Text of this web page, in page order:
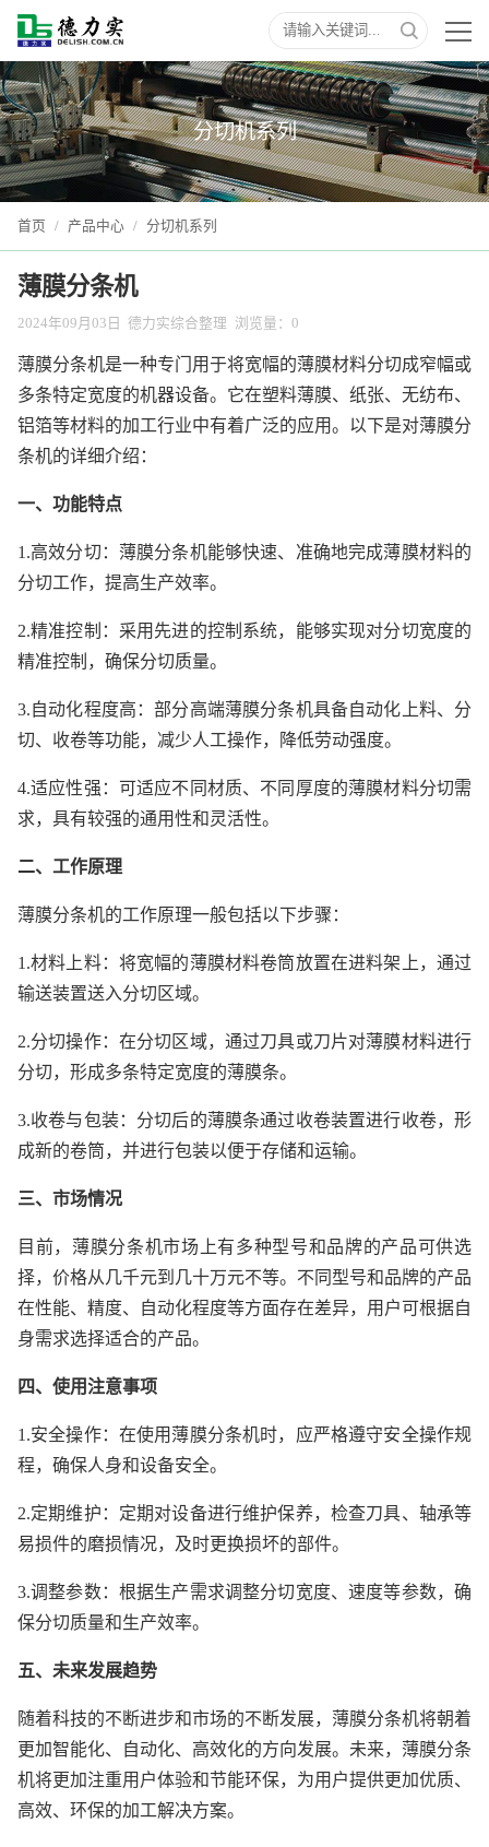
分切机系列
首页 / 产品中心 / 分切机系列
薄膜分条机
2024年09月03日 德力实综合整理 浏览量： 0
薄膜分条机是一种专门用于将宽幅的薄膜材料分切成窄幅或
多条特定宽度的机器设备。它在塑料薄膜、纸张、无纺布、
铝箔等材料的加工行业中有着广泛的应用。以下是对薄膜分
条机的详细介绍：
一、功能特点
1.高效分切：薄膜分条机能够快速、准确地完成薄膜材料的
分切工作，提高生产效率。
2.精准控制：采用先进的控制系统，能够实现对分切宽度的
精准控制，确保分切质量。
3.自动化程度高：部分高端薄膜分条机具备自动化上料、分
切、收卷等功能，减少人工操作，降低劳动强度。
4.适应性强：可适应不同材质、不同厚度的薄膜材料分切需
求，具有较强的通用性和灵活性。
二、工作原理
薄膜分条机的工作原理一般包括以下步骤：
1.材料上料：将宽幅的薄膜材料卷筒放置在进料架上，通过
输送装置送入分切区域。
2.分切操作：在分切区域，通过刀具或刀片对薄膜材料进行
分切，形成多条特定宽度的薄膜条。
3.收卷与包装：分切后的薄膜条通过收卷装置进行收卷，形
成新的卷筒，并进行包装以便于存储和运输。
三、市场情况
目前，薄膜分条机市场上有多种型号和品牌的产品可供选
择，价格从几千元到几十万元不等。不同型号和品牌的产品
在性能、精度、自动化程度等方面存在差异，用户可根据自
身需求选择适合的产品。
四、使用注意事项
1.安全操作：在使用薄膜分条机时，应严格遵守安全操作规
程，确保人身和设备安全。
2.定期维护：定期对设备进行维护保养，检查刀具、轴承等
易损件的磨损情况，及时更换损坏的部件。
3.调整参数：根据生产需求调整分切宽度、速度等参数，确
保分切质量和生产效率。
五、未来发展趋势
随着科技的不断进步和市场的不断发展，薄膜分条机将朝着
更加智能化、自动化、高效化的方向发展。未来，薄膜分条
机将更加注重用户体验和节能环保，为用户提供更加优质、
高效、环保的加工解决方案。